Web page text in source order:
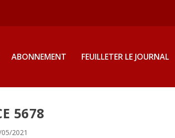
ABONNEMENT FEUILLETER LE JOURNAL
5678
2021